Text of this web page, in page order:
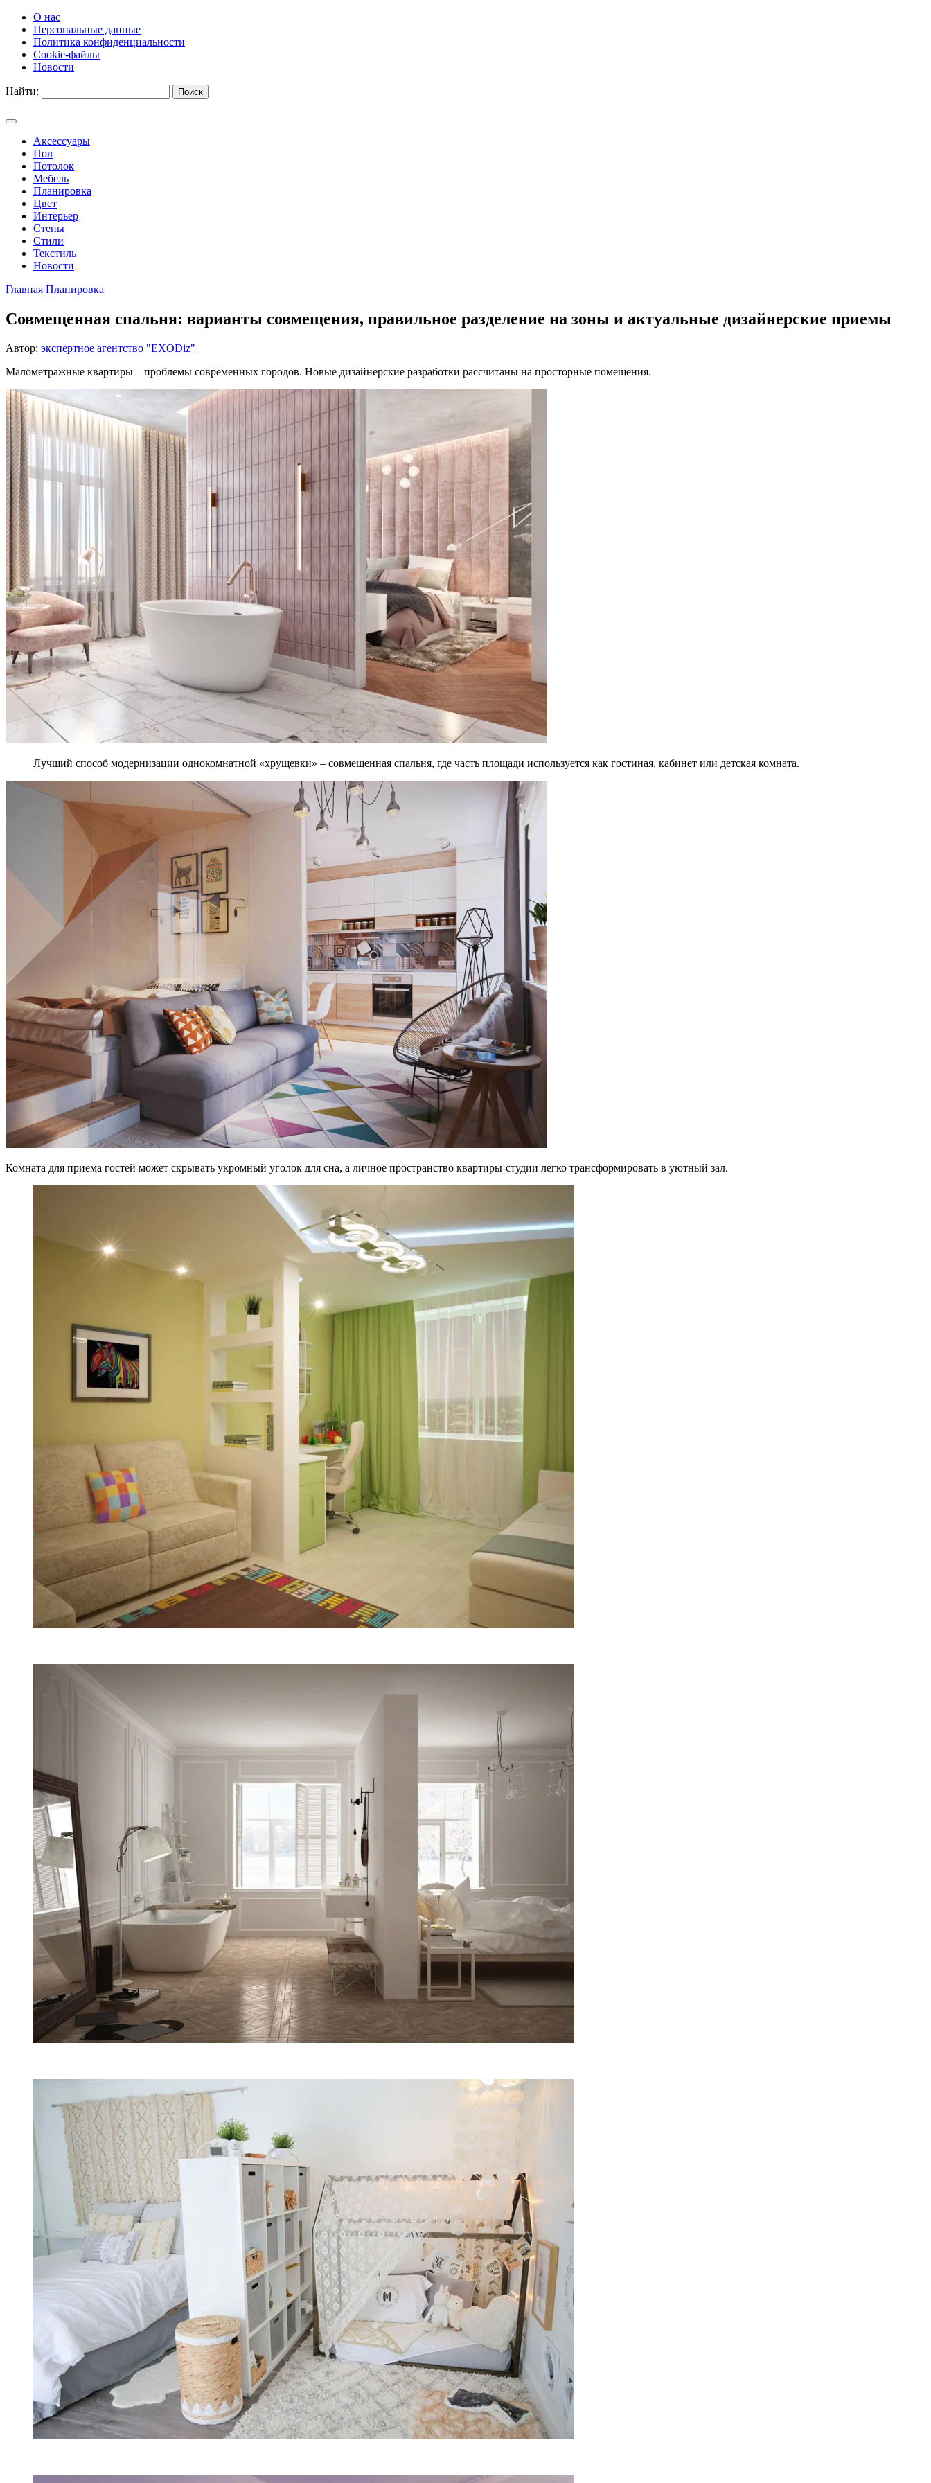
О нас
Персональные данные
Политика конфиденциальности
Cookie-файлы
Новости
Найти:
Аксессуары
Пол
Потолок
Мебель
Планировка
Цвет
Интерьер
Стены
Стили
Текстиль
Новости
Главная Планировка
Совмещенная спальня: варианты совмещения, правильное разделение на зоны и актуальные дизайнерские приемы
Автор: экспертное агентство "EXODiz"
Малометражные квартиры – проблемы современных городов. Новые дизайнерские разработки рассчитаны на просторные помещения.
Лучший способ модернизации однокомнатной «хрущевки» – совмещенная спальня, где часть площади используется как гостиная, кабинет или детская комната.
Комната для приема гостей может скрывать укромный уголок для сна, а личное пространство квартиры-студии легко трансформировать в уютный зал.